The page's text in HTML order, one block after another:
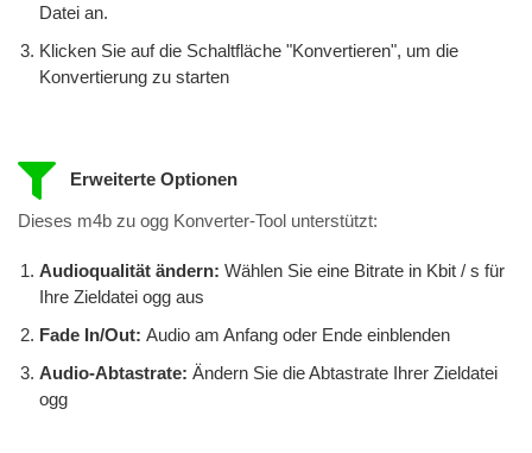
Datei an.
Klicken Sie auf die Schaltfläche "Konvertieren", um die
Konvertierung zu starten
Erweiterte Optionen
Dieses m4b zu ogg Konverter-Tool unterstützt:
Audioqualität ändern: Wählen Sie eine Bitrate in Kbit / s für
Ihre Zieldatei ogg aus
Fade In/Out: Audio am Anfang oder Ende einblenden
Audio-Abtastrate: Ändern Sie die Abtastrate Ihrer Zieldatei
ogg